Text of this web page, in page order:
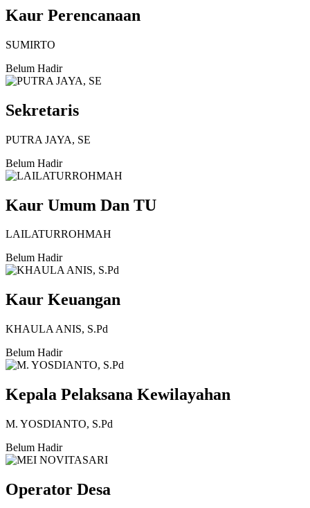
Kaur Perencanaan
SUMIRTO
Belum Hadir
Sekretaris
PUTRA JAYA, SE
Belum Hadir
Kaur Umum Dan TU
LAILATURROHMAH
Belum Hadir
Kaur Keuangan
KHAULA ANIS, S.Pd
Belum Hadir
Kepala Pelaksana Kewilayahan
M. YOSDIANTO, S.Pd
Belum Hadir
Operator Desa